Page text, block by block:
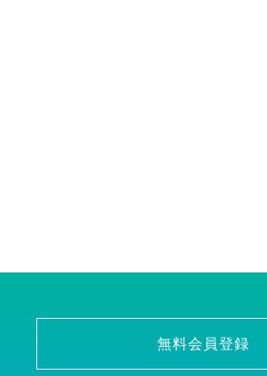
無料会員登録